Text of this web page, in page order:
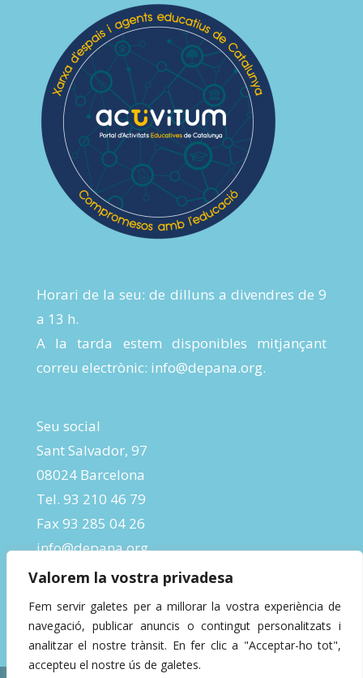
Valorem la vostra privadesa
Fem servir galetes per a millorar la vostra experiència de
navegació, publicar anuncis o contingut personalitzats i
analitzar el nostre trànsit. En fer clic a "Acceptar-ho tot",
accepteu el nostre ús de galetes.
Horari de la seu: de dilluns a divendres de 9
a 13 h.
A la tarda estem disponibles mitjançant
correu electrònic: info@depana.org.
Seu social
Sant Salvador, 97
08024 Barcelona
Tel. 93 210 46 79
Fax 93 285 04 26
info@depana.org